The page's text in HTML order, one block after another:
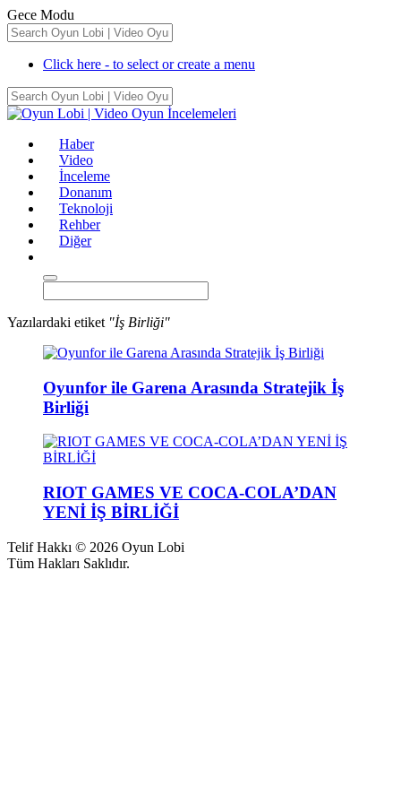
Gece Modu
Click here - to select or create a menu
Haber
Video
İnceleme
Donanım
Teknoloji
Rehber
Diğer
Yazılardaki etiket "İş Birliği"
Oyunfor ile Garena Arasında Stratejik İş
Birliği
RIOT GAMES VE COCA-COLA’DAN
YENİ İŞ BİRLİĞİ
Telif Hakkı © 2026 Oyun Lobi
Tüm Hakları Saklıdır.